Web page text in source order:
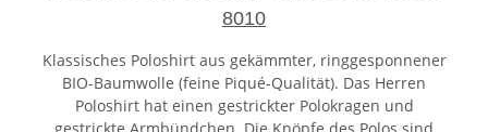
8010
Klassisches Poloshirt aus gekämmter, ringgesponnener
BIO-Baumwolle (feine Piqué-Qualität). Das Herren
Poloshirt hat einen gestrickter Polokragen und